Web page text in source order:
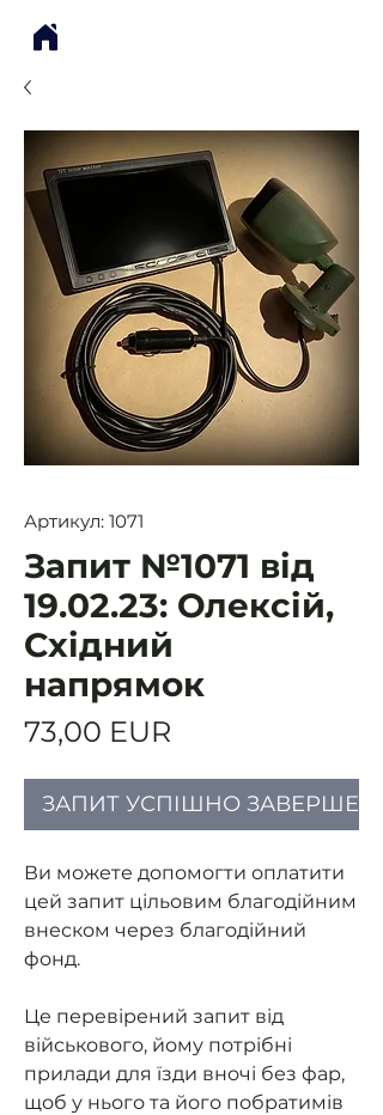
Артикул: 1071
Запит №1071 від
19.02.23: Олексій,
Східний
напрямок
73,00 EUR
ЗАПИТ УСПІШНО
Ви можете допомогти оплатити
цей запит цільовим благодійним
внеском через благодійний
фонд.
Це перевірений запит від
військового, йому потрібні
прилади для їзди вночі без фар,
щоб у нього та його побратимів